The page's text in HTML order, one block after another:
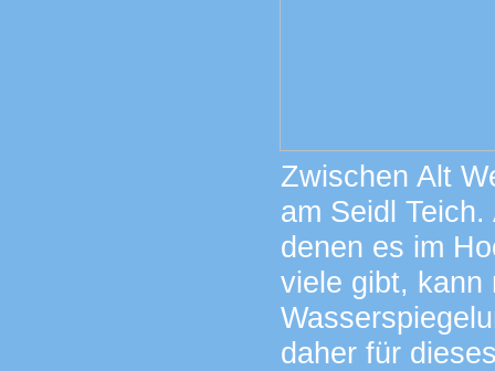
Zwischen Alt
am Seidl
denen es im
viele gibt, kann
daher für